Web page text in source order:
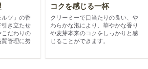
ルツ」の香
き立たせ
だわりの
管理に努
コクを感じる一杯
クリーミーで口当たりの良い、や
わらかな泡により、華やかな香り
や麦芽本来のコクをしっかりと感
じることができます。